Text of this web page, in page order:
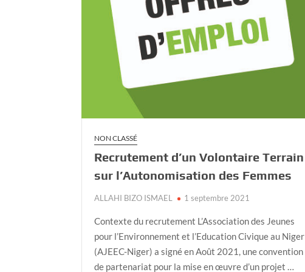
contrôle
femmes
au
NON CLASSÉ
Recrutement d’un Volontaire Terrain
sur l’Autonomisation des Femmes
ALLAHI BIZO ISMAEL 1 septembre 2021
Contexte du recrutement L’Association des Jeunes
pour l’Environnement et l’Education Civique au Niger
(AJEEC-Niger) a signé en Août 2021, une convention
de partenariat pour la mise en œuvre d’un projet …